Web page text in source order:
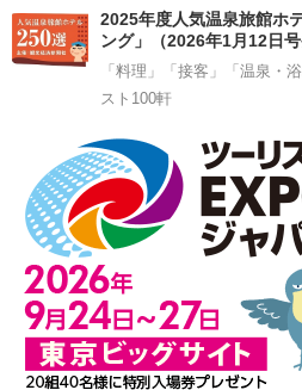
2025年度人気温泉旅館ホ
ング」（2026年1月12日号
「料理」「接客」「温泉・
スト100軒